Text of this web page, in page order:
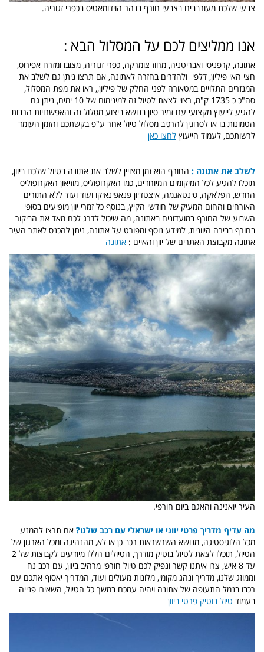
צבעי שלכת מעורבבים בצבעי חורף בנהר הוידומאטיס בכפרי זגוריה.
אנו ממליצים לכם על המסלול הבא :
אתונה, קרפניסי ואבריטניה, מחוז צומרקה, כפרי זגוריה, מצובו ומזרח אפירוס,
חצי האי פיליון, דלפי ולהדרים בחזרה לאתונה, אם תרצו ניתן גם לשלב את
המנזרים התלויים במטאורה לפני החלק של פיליון,, ראו את מפת המסלול,
סה"כ כ 1735 ק"מ, רצוי לצאת לטיול זה למינימום של 10 ימים, ניתן גם
להגיע לייעוץ מקצועי עם זמיר סיון בנושא ביצוע מסלול זה והאפשרויות הרבות
הטמונות בו או לסרוגין להרכיב מסלול טיול אחר ע"פ בקשתכם והזמן העומד
לרשותכם, לעמוד הייעוץ לחצו כאן
לשלב את אתונה : החורף הוא זמן מצויין לשלב את אתונה בטיול שלכם ביוון,
תוכלו להגיע לכל המיקומים המיוחדים, כמו האקרופוליס, מוזיאון האקרופוליס
החדש, הפלאקה, סינטאגמה, איצטדיון פנאפינאיקו ועוד ועוד ללא התורים
האורחים והחום המעיק של חודשי הקיץ, בנוסף כל זמרי יוון מופיעים בסופי
השבוע של החורף במועדונים באתונה, מה שיכול לדרג לכם מאד את הביקור
בחורף בבירה היוונית, למידע נוסף ומפורט על אתונה, ניתן להכנס לאתר העיר
אתונה מקבוצת האתרים של יוון והאיים : אתונה
העיר יואנינה והאגם ביום חורפי.
מה עדיף מדריך פרטי יווני או ישראלי עם רכב שלנו? אם תרצו להמנע
מכל הלוגיסטיגה, מנושא השרשראות רכב כן או לא, מהנהיגה ומכל הארגון של
הטיול, תוכלו לצאת לטיול בוטיק מודרך, הטיולים הללו מיודעים לקבוצות של 2
עד 8 איש, צרו איתנו קשר ונפיק לכם טיול חורפי מרהיב ביוון, עם רכב נח
וממוזג שלנו, מדריך ונהג מקומי, מלונות מעולים ועוד, המדריך יאסוף אתכם עם
רכבו בנמל התעופה של אתונה ויהיה עמכם במשך כל הטיול, השאירו פנייה
בעמוד טיול בוטיק פרטי ביוון